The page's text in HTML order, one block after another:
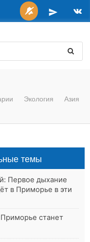
Экология Азия
темы
Первое дыхание
в Приморье в эти
станет